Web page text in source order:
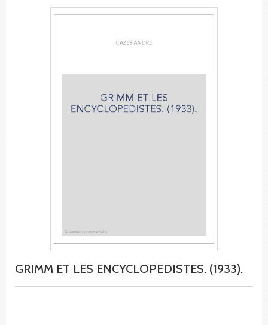
GRIMM ET LES ENCYCLOPEDISTES. (1933).